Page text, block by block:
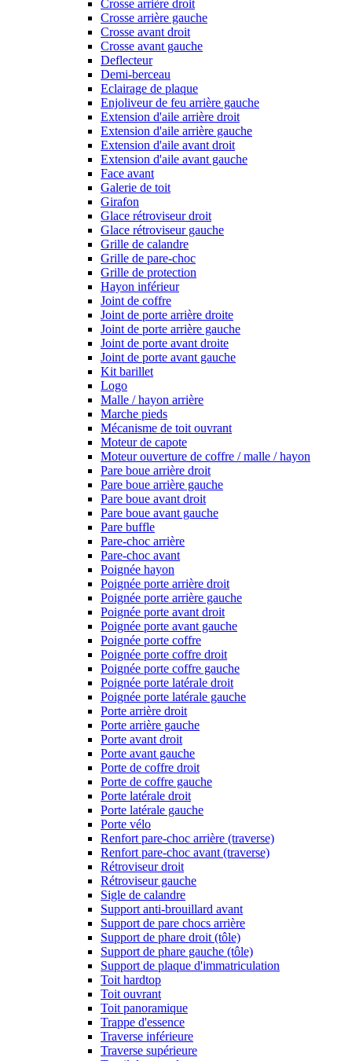
Crosse arrière droit
Crosse arrière gauche
Crosse avant droit
Crosse avant gauche
Deflecteur
Demi-berceau
Eclairage de plaque
Enjoliveur de feu arrière gauche
Extension d'aile arrière droit
Extension d'aile arrière gauche
Extension d'aile avant droit
Extension d'aile avant gauche
Face avant
Galerie de toit
Girafon
Glace rétroviseur droit
Glace rétroviseur gauche
Grille de calandre
Grille de pare-choc
Grille de protection
Hayon inférieur
Joint de coffre
Joint de porte arrière droite
Joint de porte arrière gauche
Joint de porte avant droite
Joint de porte avant gauche
Kit barillet
Logo
Malle / hayon arrière
Marche pieds
Mécanisme de toit ouvrant
Moteur de capote
Moteur ouverture de coffre / malle / hayon
Pare boue arrière droit
Pare boue arrière gauche
Pare boue avant droit
Pare boue avant gauche
Pare buffle
Pare-choc arrière
Pare-choc avant
Poignée hayon
Poignée porte arrière droit
Poignée porte arrière gauche
Poignée porte avant droit
Poignée porte avant gauche
Poignée porte coffre
Poignée porte coffre droit
Poignée porte coffre gauche
Poignée porte latérale droit
Poignée porte latérale gauche
Porte arrière droit
Porte arrière gauche
Porte avant droit
Porte avant gauche
Porte de coffre droit
Porte de coffre gauche
Porte latérale droit
Porte latérale gauche
Porte vélo
Renfort pare-choc arrière (traverse)
Renfort pare-choc avant (traverse)
Rétroviseur droit
Rétroviseur gauche
Sigle de calandre
Support anti-brouillard avant
Support de pare chocs arrière
Support de phare droit (tôle)
Support de phare gauche (tôle)
Support de plaque d'immatriculation
Toit hardtop
Toit ouvrant
Toit panoramique
Trappe d'essence
Traverse inférieure
Traverse supérieure